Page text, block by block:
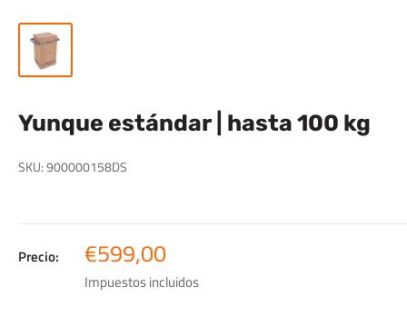
Yunque estándar | hasta 100 kg
SKU:900000158DS
Precio: Precio
de
venta
€599,00
Impuestos incluidos